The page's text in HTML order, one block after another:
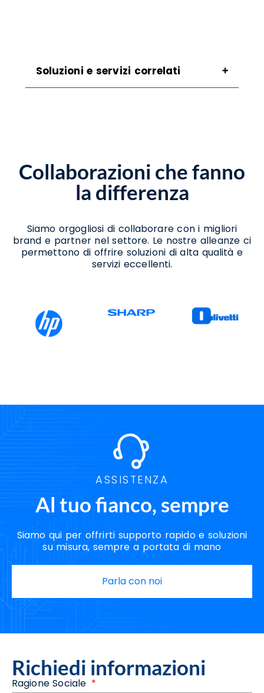
Soluzioni e servizi correlati
Vendita Stampanti Reino
Vendita Stampanti Termiche Reino
Collaborazioni che fanno
la differenza
Siamo orgogliosi di collaborare con i migliori
brand e partner nel settore. Le nostre alleanze ci
permettono di offrire soluzioni di alta qualità e
servizi eccellenti.
ASSISTENZA
Al tuo fianco, sempre
Siamo qui per offrirti supporto rapido e soluzioni
su misura, sempre a portata di mano
Parla con noi
Richiedi informazioni
Ragione Sociale